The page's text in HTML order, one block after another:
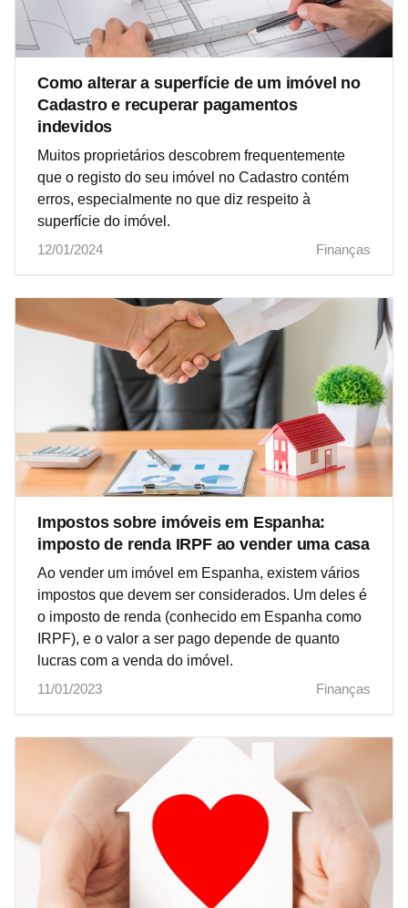
Como alterar a superfície de um imóvel no
Cadastro e recuperar pagamentos
indevidos
Muitos proprietários descobrem frequentemente
que o registo do seu imóvel no Cadastro contém
erros, especialmente no que diz respeito à
superfície do imóvel.
12/01/2024
Finanças
Impostos sobre imóveis em Espanha:
imposto de renda IRPF ao vender uma casa
Ao vender um imóvel em Espanha, existem vários
impostos que devem ser considerados. Um deles é
o imposto de renda (conhecido em Espanha como
IRPF), e o valor a ser pago depende de quanto
lucras com a venda do imóvel.
11/01/2023
Finanças